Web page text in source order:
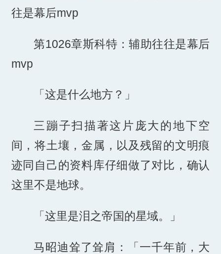
往是幕后mvp
第1026章斯科特：辅助往往是幕后
mvp
「这是什么地方？」
三蹦子扫描著这片庞大的地下空
间，将土壤，金属，以及残留的文明痕
迹同自己的资料库仔细做了对比，确认
这里不是地球。
「这里是泪之帝国的星域。」
马昭迪耸了耸肩：「一千年前，大